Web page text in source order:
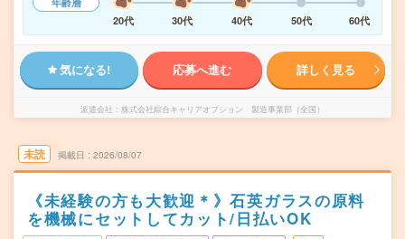
20代
30代 40代 50代 60代
気になる! 応募へ進む 詳しく見る
派遣会社 株式会社綜合キャリアオプション 製造事業部（全国）
未読 掲載日 2026/08/07
《未経験の方も大歓迎＊》石英ガラスの原料
を機械にセットしてカット/日払いOK